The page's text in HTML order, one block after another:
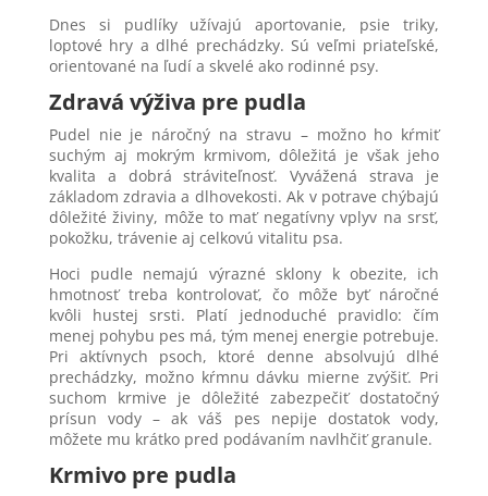
Dnes si pudlíky užívajú aportovanie, psie triky,
loptové hry a dlhé prechádzky. Sú veľmi priateľské,
orientované na ľudí a skvelé ako rodinné psy.
Zdravá výživa pre pudla
Pudel nie je náročný na stravu – možno ho kŕmiť
suchým aj mokrým krmivom, dôležitá je však jeho
kvalita a dobrá stráviteľnosť. Vyvážená strava je
základom zdravia a dlhovekosti. Ak v potrave chýbajú
dôležité živiny, môže to mať negatívny vplyv na srsť,
pokožku, trávenie aj celkovú vitalitu psa.
Hoci pudle nemajú výrazné sklony k obezite, ich
hmotnosť treba kontrolovať, čo môže byť náročné
kvôli hustej srsti. Platí jednoduché pravidlo: čím
menej pohybu pes má, tým menej energie potrebuje.
Pri aktívnych psoch, ktoré denne absolvujú dlhé
prechádzky, možno kŕmnu dávku mierne zvýšiť. Pri
suchom krmive je dôležité zabezpečiť dostatočný
prísun vody – ak váš pes nepije dostatok vody,
môžete mu krátko pred podávaním navlhčiť granule.
Krmivo pre pudla